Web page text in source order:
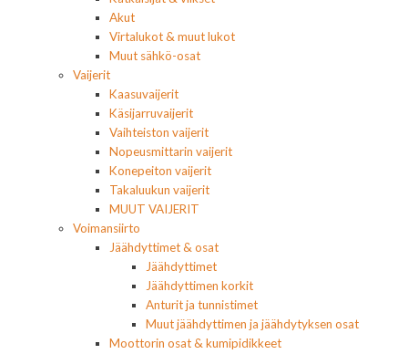
Akut
Virtalukot & muut lukot
Muut sähkö-osat
Vaijerit
Kaasuvaijerit
Käsijarruvaijerit
Vaihteiston vaijerit
Nopeusmittarin vaijerit
Konepeiton vaijerit
Takaluukun vaijerit
MUUT VAIJERIT
Voimansiirto
Jäähdyttimet & osat
Jäähdyttimet
Jäähdyttimen korkit
Anturit ja tunnistimet
Muut jäähdyttimen ja jäähdytyksen osat
Moottorin osat & kumipidikkeet